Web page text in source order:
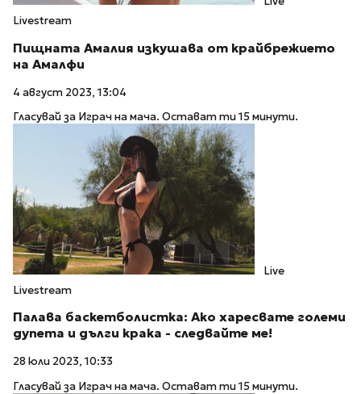
Livestream
Пищната Амалия изкушава от крайбрежието
на Амалфи
4 август 2023, 13:04
Гласувай за Играч на мача. Остават ти 15 минути.
Live
Livestream
Палава баскетболистка: Ако харесвате големи
дупета и дълги крака - следвайте ме!
28 юли 2023, 10:33
Гласувай за Играч на мача. Остават ти 15 минути.